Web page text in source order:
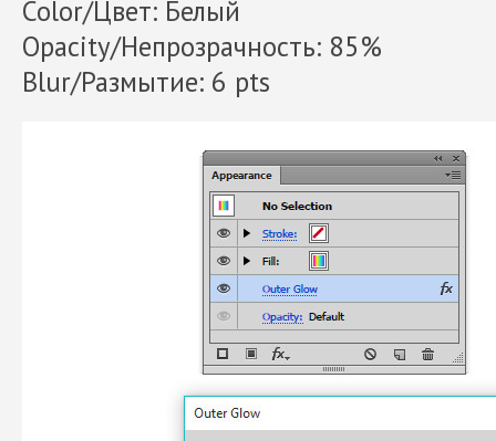
Color/Цвет: Белый
Opacity/Непрозрачность: 85%
Blur/Размытие: 6 pts